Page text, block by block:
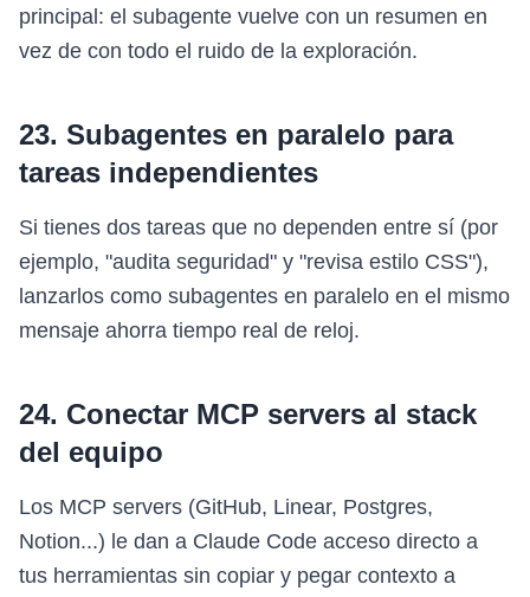
principal: el subagente vuelve con un resumen en
vez de con todo el ruido de la exploración.
23. Subagentes en paralelo para
tareas independientes
Si tienes dos tareas que no dependen entre sí (por
ejemplo, "audita seguridad" y "revisa estilo CSS"),
lanzarlos como subagentes en paralelo en el mismo
mensaje ahorra tiempo real de reloj.
24. Conectar MCP servers al stack
del equipo
Los MCP servers (GitHub, Linear, Postgres,
Notion...) le dan a Claude Code acceso directo a
tus herramientas sin copiar y pegar contexto a